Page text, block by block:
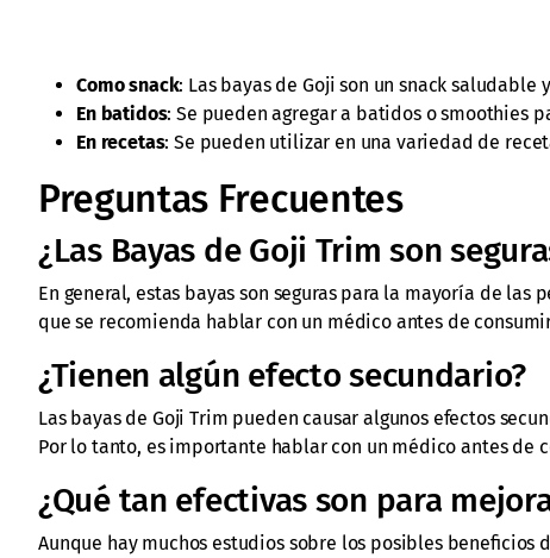
Como snack: Las bayas de Goji son un snack
En batidos: Se pueden agregar a batidos o smoothies
En recetas: Se pueden utilizar en una variedad de
Preguntas Frecuentes
¿Las Bayas de Goji Trim son
En general, estas bayas son seguras para la mayoría de
que se recomienda hablar con un médico antes de
¿Tienen algún efecto secundario?
Las bayas de Goji Trim pueden causar algunos efectos
Por lo tanto, es importante hablar con un médico antes de
¿Qué tan efectivas son para
Aunque hay muchos estudios sobre los posibles beneficios